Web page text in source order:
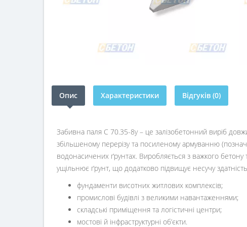
Опис Характеристики Відгуків (0)
Забивна паля С 70.35-8у – це залізобетонний виріб
збільшеному перерізу та посиленому армуванню
водонасичених ґрунтах. Виробляється з важкого бетону
ущільнює ґрунт, що додатково підвищує несучу
фундаменти висотних житлових комплексів;
промислові будівлі з великими навантаженнями;
складські приміщення та логістичні центри;
мостові й інфраструктурні об’єкти.